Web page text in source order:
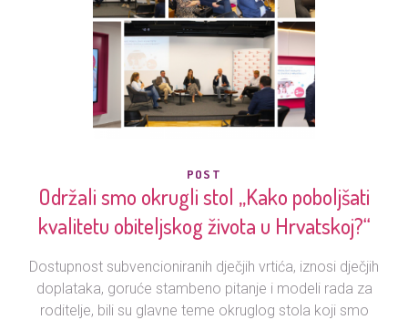
POST
Održali smo okrugli stol „Kako poboljšati
kvalitetu obiteljskog života u Hrvatskoj?“
Dostupnost subvencioniranih dječjih vrtića, iznosi dječjih
doplataka, goruće stambeno pitanje i modeli rada za
roditelje, bili su glavne teme okruglog stola koji smo